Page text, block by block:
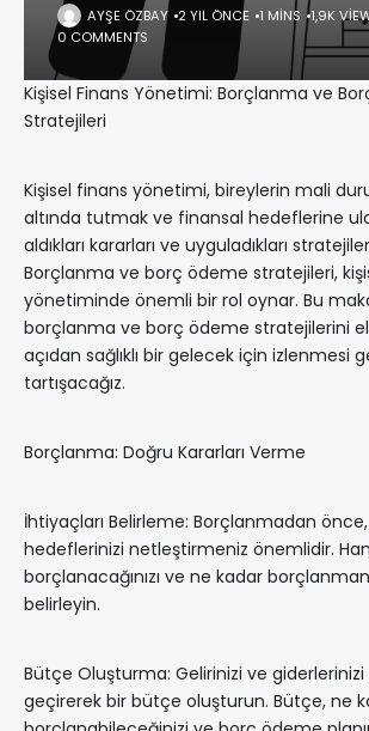
AYŞE ÖZBAY 2 YIL ÖNCE 1 MINS 1,9K
0 COMMENTS
Kişisel Finans Yönetimi: Borçlanma ve
Stratejileri
Kişisel finans yönetimi, bireylerin mali
altında tutmak ve finansal hedeflerine
aldıkları kararları ve uyguladıkları
Borçlanma ve borç ödeme stratejileri,
yönetiminde önemli bir rol oynar. Bu
borçlanma ve borç ödeme stratejilerini
açıdan sağlıklı bir gelecek için izlenmesi
tartışacağız.
Borçlanma: Doğru Kararları Verme
İhtiyaçları Belirleme: Borçlanmadan önce,
hedeflerinizi netleştirmeniz önemlidir.
borçlanacağınızı ve ne kadar
belirleyin.
Bütçe Oluşturma: Gelirinizi ve
geçirerek bir bütçe oluşturun. Bütçe, ne